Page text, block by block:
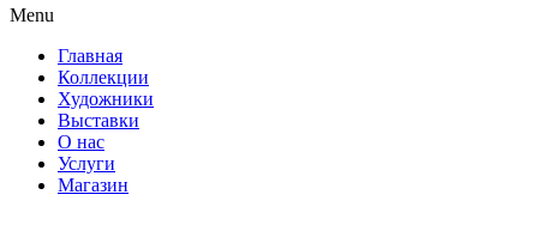
Menu
Главная
Коллекции
Художники
Выставки
О нас
Услуги
Магазин